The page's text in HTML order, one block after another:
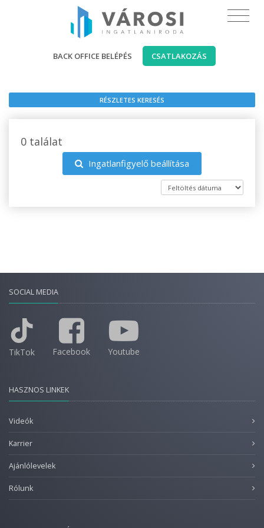
BACK OFFICE BELÉPÉS CSATLAKOZÁS
RÉSZLETES KERESÉS
0 találat
Ingatlanfigyelő beállítása
SOCIAL MEDIA
TikTok Facebook Youtube
HASZNOS LINKEK
Videók
Karrier
Ajánlólevelek
Rólunk